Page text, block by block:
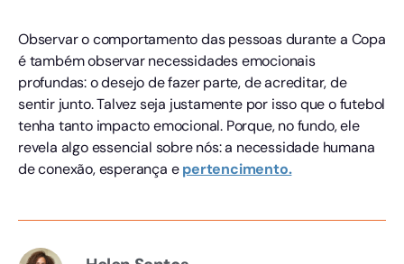
Observar o comportamento das pessoas durante a Copa
é também observar necessidades emocionais
profundas: o desejo de fazer parte, de acreditar, de
sentir junto. Talvez seja justamente por isso que o futebol
tenha tanto impacto emocional. Porque, no fundo, ele
revela algo essencial sobre nós: a necessidade humana
de conexão, esperança epertencimento.